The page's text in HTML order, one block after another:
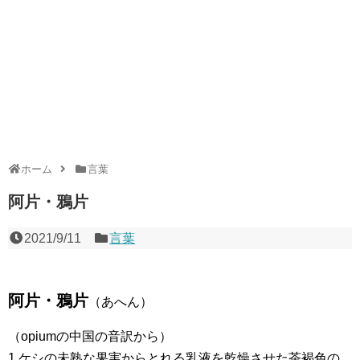
ホーム 言葉
阿片・鴉片
2021/9/11 言葉
阿片・鴉片 （あへん）
（opiumの中国の音訳から）